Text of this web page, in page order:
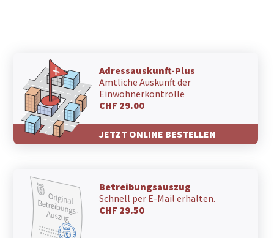
Adressauskunft-Plus
Amtliche Auskunft der
Einwohnerkontrolle
CHF 29.00
JETZT ONLINE BESTELLEN
Betreibungsauszug
Schnell per E-Mail erhalten.
CHF 29.50